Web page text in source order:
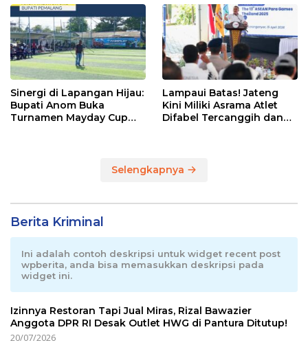
Sinergi di Lapangan Hijau:
Bupati Anom Buka
Turnamen Mayday Cup
Lampaui Batas! Jateng
Kini Miliki Asrama Atlet
Difabel Tercanggih dan
Selengkapnya
Berita Kriminal
Ini adalah contoh deskripsi untuk widget recent post
wpberita, anda bisa memasukkan deskripsi pada
widget ini.
Izinnya Restoran Tapi Jual Miras, Rizal Bawazier
Anggota DPR RI Desak Outlet HWG di Pantura Ditutup!
20/07/2026